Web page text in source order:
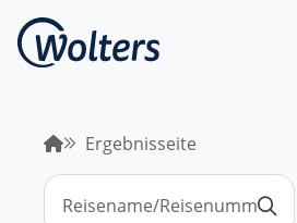
Ergebnisseite